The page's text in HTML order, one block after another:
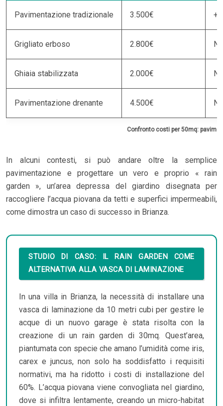
Confronto costi per 50mq:
Pavimentazione tradizionale 3.500€
Grigliato erboso 2.800€
Ghiaia stabilizzata 2.000€
Pavimentazione drenante 4.500€
In alcuni contesti, si può andare oltre la semplice
pavimentazione e progettare un vero e proprio « rain
garden », un’area depressa del giardino disegnata per
raccogliere l’acqua piovana da tetti e superfici impermeabili,
come dimostra un caso di successo in Brianza.
STUDIO DI CASO: IL RAIN GARDEN COME
ALTERNATIVA ALLA VASCA DI LAMINAZIONE
In una villa in Brianza, la necessità di installare una
vasca di laminazione da 10 metri cubi per gestire le
acque di un nuovo garage è stata risolta con la
creazione di un rain garden di 30mq. Quest’area,
piantumata con specie che amano l’umidità come iris,
carex e juncus, non solo ha soddisfatto i requisiti
normativi, ma ha ridotto i costi di installazione del
60%. L’acqua piovana viene convogliata nel giardino,
dove si infiltra lentamente, creando un micro-habitat